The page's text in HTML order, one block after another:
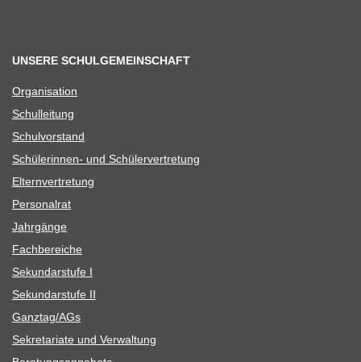
UNSERE SCHULGEMEINSCHAFT
Orga­ni­sa­tion
Schul­lei­tung
Schul­vor­stand
Schü­le­rin­nen- und Schülervertretung
Eltern­ver­tre­tung
Per­so­nal­rat
Jahr­gänge
Fach­be­rei­che
Sekun­dar­stufe I
Sekun­dar­stufe II
Ganztag/​​AGs
Sekre­ta­riate und Verwaltung